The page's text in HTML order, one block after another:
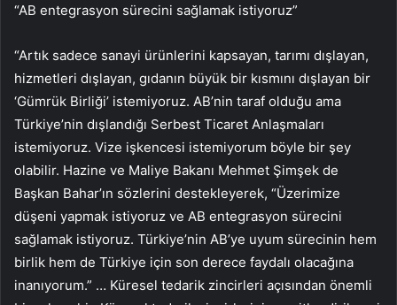
“AB entegrasyon sürecini sağlamak istiyoruz”
“Artık sadece sanayi ürünlerini kapsayan, tarımı dışlayan,
hizmetleri dışlayan, gıdanın büyük bir kısmını dışlayan bir
‘Gümrük Birliği’ istemiyoruz. AB’nin taraf olduğu ama
Türkiye’nin dışlandığı Serbest Ticaret Anlaşmaları
istemiyoruz. Vize işkencesi istemiyorum böyle bir şey
olabilir. Hazine ve Maliye Bakanı Mehmet Şimşek de
Başkan Bahar’ın sözlerini destekleyerek, “Üzerimize
düşeni yapmak istiyoruz ve AB entegrasyon sürecini
sağlamak istiyoruz. Türkiye’nin AB’ye uyum sürecinin hem
birlik hem de Türkiye için son derece faydalı olacağına
inanıyorum.” … Küresel tedarik zincirleri açısından önemli